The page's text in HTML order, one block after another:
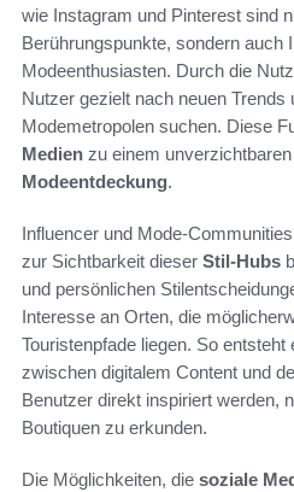
wie Instagram und Pinterest sind
Berührungspunkte, sondern auch
Modeenthusiasten. Durch die
Nutzer gezielt nach neuen Trends
Modemetropolen suchen. Diese
Medien zu einem
Modeentdeckung.
Influencer und Mode-
zur Sichtbarkeit dieser Stil-Hubs
und persönlichen
Interesse an Orten, die
Touristenpfade liegen. So entsteht
zwischen digitalem Content und
Benutzer direkt inspiriert werden,
Boutiquen zu erkunden.
Die Möglichkeiten, die soziale